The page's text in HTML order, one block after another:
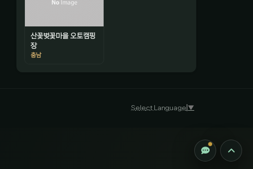
산꽃벚꽃마을 오토캠핑
장
충남
Select Language ▼